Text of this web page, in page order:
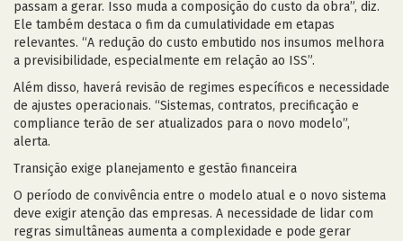
passam a gerar. Isso muda a composição do custo da obra”, diz.
Ele também destaca o fim da cumulatividade em etapas
relevantes. “A redução do custo embutido nos insumos melhora
a previsibilidade, especialmente em relação ao ISS”.
Além disso, haverá revisão de regimes específicos e necessidade
de ajustes operacionais. “Sistemas, contratos, precificação e
compliance terão de ser atualizados para o novo modelo”,
alerta.
Transição exige planejamento e gestão financeira
O período de convivência entre o modelo atual e o novo sistema
deve exigir atenção das empresas. A necessidade de lidar com
regras simultâneas aumenta a complexidade e pode gerar